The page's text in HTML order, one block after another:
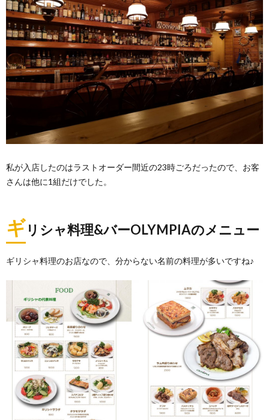
私が入店したのはラストオーダー間近の23時ごろだったので、お客
さんは他に1組だけでした。
ギリシャ料理&バーOLYMPIAのメニュー
ギリシャ料理のお店なので、分からない名前の料理が多いですね♪